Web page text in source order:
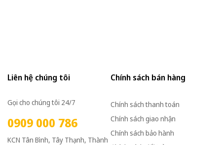
Liên hệ chúng tôi
Gọi cho chúng tôi 24/7
0909 000 786
KCN Tân Bình, Tây Thạnh, Thành
Chính sách bán hàng
Chính sách thanh toán
Chính sách giao nhận
Chính sách bảo hành